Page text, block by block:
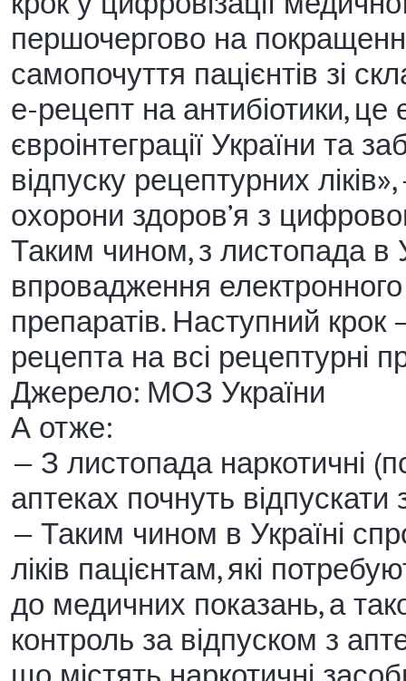
першочергово на
самопочуття пацієнтів зі
е-рецепт на антибіотики,
євроінтеграції України та
відпуску рецептурних
охорони здоров’я з
Таким чином, з листопада в
впровадження
препаратів. Наступний
рецепта на всі рецептурні
Джерело: МОЗ України
А отже:
— З листопада наркотичні
аптеках почнуть
— Таким чином в Україні
ліків пацієнтам, які
до медичних показань, а
контроль за відпуском з